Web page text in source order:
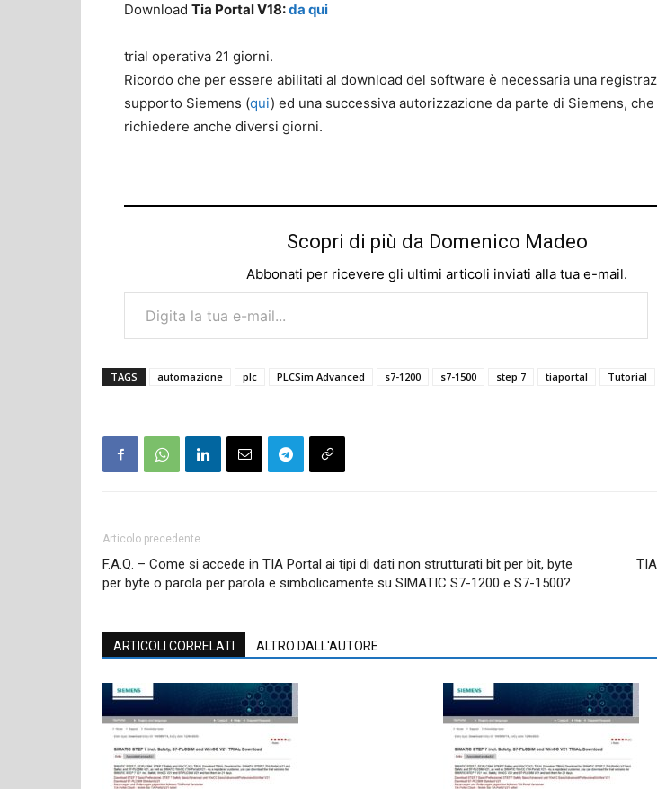
Download Tia Portal V18:da qui
trial operativa 21 giorni.
Ricordo che per essere abilitati al download del software è necessaria una
supporto Siemens (qui) ed una successiva autorizzazione da parte di Siemens, che
richiedere anche diversi giorni.
Scopri di più da Domenico Madeo
Abbonati per ricevere gli ultimi articoli inviati alla tua e-mail.
Digita la tua e-mail...
TAGS automazione plc PLCSim Advanced s7-1200 s7-1500 step 7 tiaportal Tutorial
Articolo precedente
F.A.Q. – Come si accede in TIA Portal ai tipi di dati non strutturati bit per bit, byte
per byte o parola per parola e simbolicamente su SIMATIC S7-1200 e S7-1500?
ARTICOLI CORRELATI ALTRO DALL'AUTORE